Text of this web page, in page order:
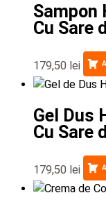
Sampon
Cu Sare
179,50 lei
Gel Dus
Cu Sare
179,50 lei